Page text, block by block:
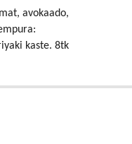
avokaado,
kaste. 8tk